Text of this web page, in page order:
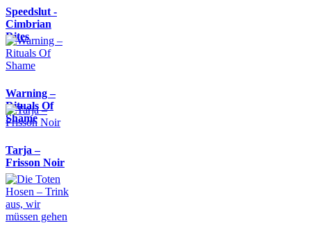
Speedslut -
Cimbrian
Rites
Warning –
Rituals Of
Shame
Tarja –
Frisson Noir